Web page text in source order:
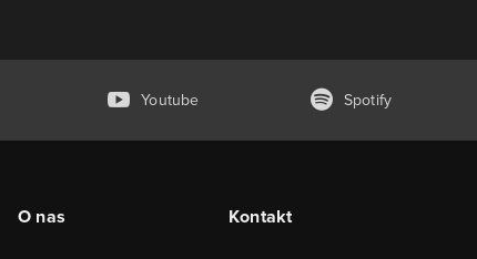
Youtube Spotify
O nas Kontakt